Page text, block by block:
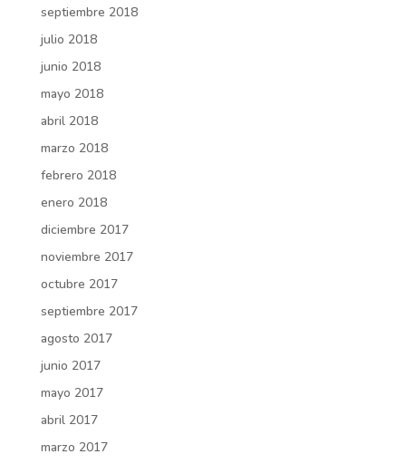
septiembre 2018
julio 2018
junio 2018
mayo 2018
abril 2018
marzo 2018
febrero 2018
enero 2018
diciembre 2017
noviembre 2017
octubre 2017
septiembre 2017
agosto 2017
junio 2017
mayo 2017
abril 2017
marzo 2017